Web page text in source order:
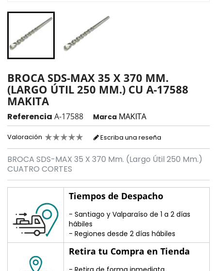
BROCA SDS-MAX 35 X 370 MM.
(LARGO ÚTIL 250 MM.) CU A-17588
MAKITA
Referencia A-17588 Marca MAKITA
Valoración Escriba una reseña
BROCA SDS-MAX 35 X 370 Mm. (Largo Útil 250 Mm.)
CUATRO CORTES
Tiempos de Despacho
- Santiago y Valparaíso de 1 a 2 días
hábiles
- Regiones desde 2 días hábiles
Retira tu Compra en Tienda